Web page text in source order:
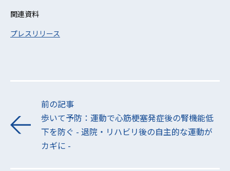
関連資料
プレスリリース
前の記事
歩いて予防：運動で心筋梗塞発症後の腎機能低
下を防ぐ - 退院・リハビリ後の自主的な運動が
カギに -